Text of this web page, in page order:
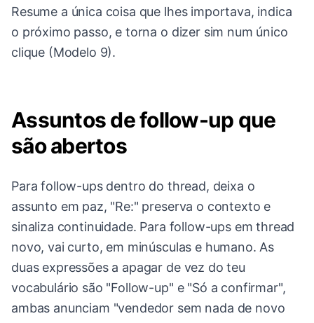
Resume a única coisa que lhes importava, indica
o próximo passo, e torna o dizer sim num único
clique (Modelo 9).
Assuntos de follow-up que
são abertos
Para follow-ups dentro do thread, deixa o
assunto em paz, "Re:" preserva o contexto e
sinaliza continuidade. Para follow-ups em thread
novo, vai curto, em minúsculas e humano. As
duas expressões a apagar de vez do teu
vocabulário são "Follow-up" e "Só a confirmar",
ambas anunciam "vendedor sem nada de novo